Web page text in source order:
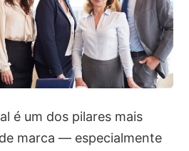
é um dos pilares mais
marca — especialmente